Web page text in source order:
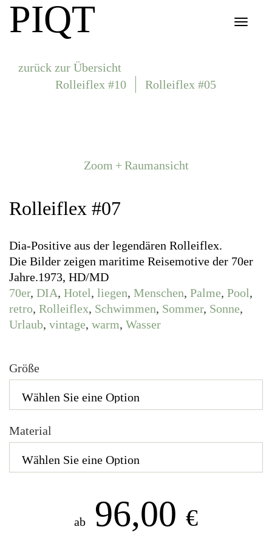
Toggle
PIQT
zurück zur Übersicht
Rolleiflex #10
Rolleiflex #05
Zoom + Raumansicht
Rolleiflex #07
Dia-Positive aus der legendären Rolleiflex.
Die Bilder zeigen maritime Reisemotive der 70er
Jahre.1973, HD/MD
70er, DIA, Hotel, liegen, Menschen, Palme, Pool,
retro, Rolleiflex, Schwimmen, Sommer, Sonne,
Urlaub, vintage, warm, Wasser
Größe
Material
ab 96,00 €